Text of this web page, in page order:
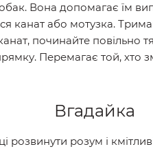
Вона допомагає їм
канат або мотузка.
починайте повільно
Перемагає той, хто
Вгадайка
розум і